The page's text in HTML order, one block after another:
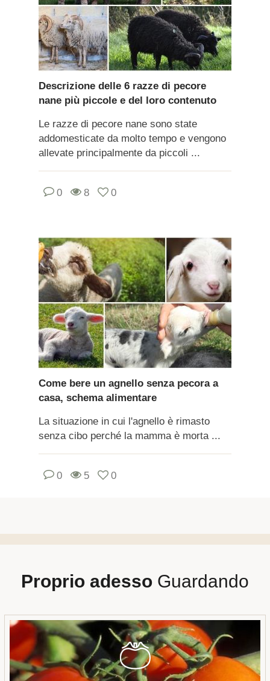
Descrizione delle 6 razze di pecore
nane più piccole e del loro contenuto
Le razze di pecore nane sono state
addomesticate da molto tempo e vengono
allevate principalmente da piccoli ...
0 8 0
Come bere un agnello senza pecora a
casa, schema alimentare
La situazione in cui l'agnello è rimasto
senza cibo perché la mamma è morta ...
0 5 0
Proprio adessoGuardando